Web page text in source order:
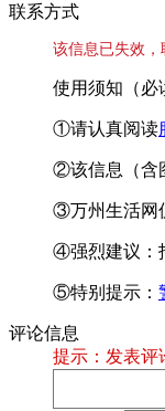
联系方式
该信息已失效
使用须知（必
①请认真阅读
②该信息（含
③万州生活网
④强烈建议：
⑤特别提示：
评论信息
提示：发表评